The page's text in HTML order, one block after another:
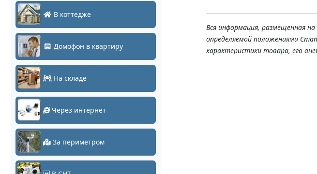
В коттедже
Домофон в квартиру
На складе
Через интернет
За периметром
Вся информация, размещенная
определяемой положениями
характеристики товара, его